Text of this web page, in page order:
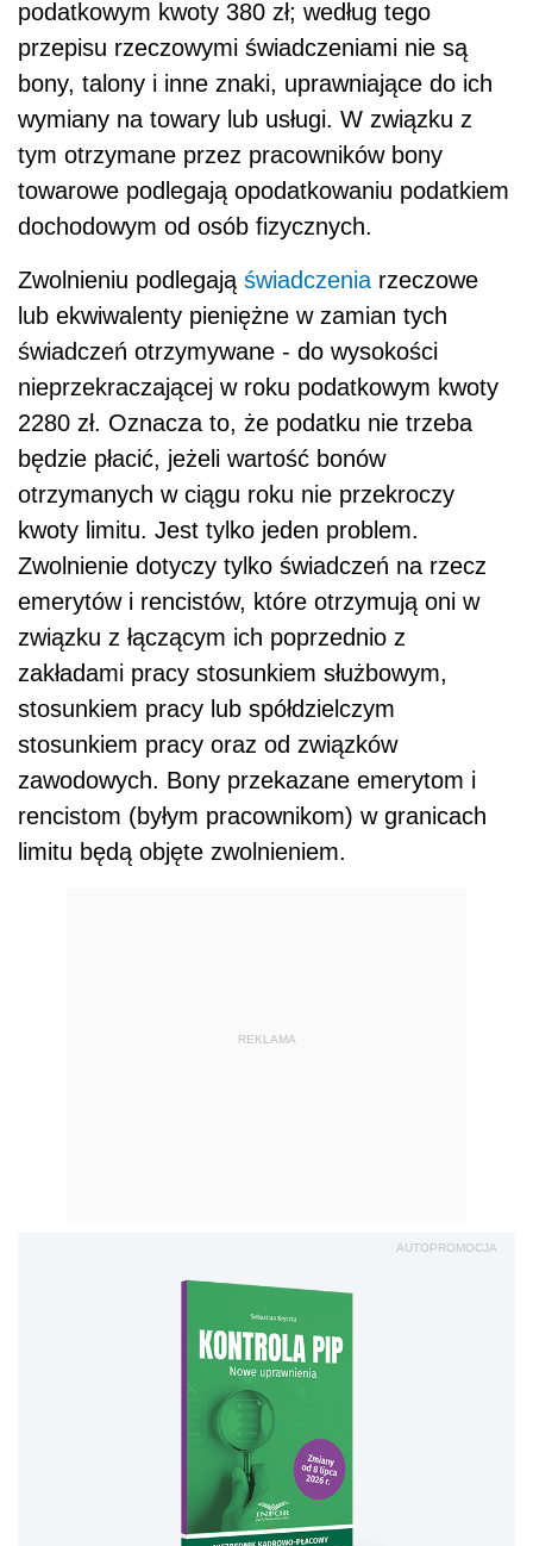
podatkowym kwoty 380 zł; według tego
przepisu rzeczowymi świadczeniami nie są
bony, talony i inne znaki, uprawniające do ich
wymiany na towary lub usługi. W związku z
tym otrzymane przez pracowników bony
towarowe podlegają opodatkowaniu podatkiem
dochodowym od osób fizycznych.
Zwolnieniu podlegają świadczenia rzeczowe
lub ekwiwalenty pieniężne w zamian tych
świadczeń otrzymywane - do wysokości
nieprzekraczającej w roku podatkowym kwoty
2280 zł. Oznacza to, że podatku nie trzeba
będzie płacić, jeżeli wartość bonów
otrzymanych w ciągu roku nie przekroczy
kwoty limitu. Jest tylko jeden problem.
Zwolnienie dotyczy tylko świadczeń na rzecz
emerytów i rencistów, które otrzymują oni w
związku z łączącym ich poprzednio z
zakładami pracy stosunkiem służbowym,
stosunkiem pracy lub spółdzielczym
stosunkiem pracy oraz od związków
zawodowych. Bony przekazane emerytom i
rencistom (byłym pracownikom) w granicach
limitu będą objęte zwolnieniem.
REKLAMA
AUTOPROMOCJA